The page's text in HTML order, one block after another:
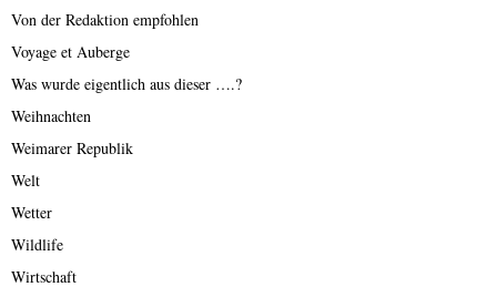
Von der Redaktion empfohlen
Voyage et Auberge
Was wurde eigentlich aus dieser ….?
Weihnachten
Weimarer Republik
Welt
Wetter
Wildlife
Wirtschaft